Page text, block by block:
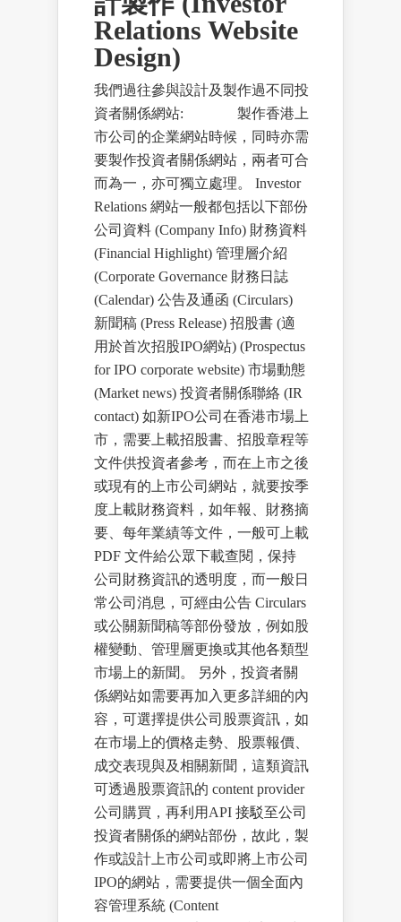
Relations Website
Design)
我們過往參與設計及製作過不同投
資者關係網站: 製作香港上
市公司的企業網站時候，同時亦需
要製作投資者關係網站，兩者可合
而為一，亦可獨立處理。 Investor
Relations 網站一般都包括以下部份
公司資料 (Company Info) 財務資料
(Financial Highlight) 管理層介紹
(Corporate Governance 財務日誌
(Calendar) 公告及通函 (Circulars)
新聞稿 (Press Release) 招股書 (適
用於首次招股IPO網站) (Prospectus
for IPO corporate website) 市場動態
(Market news) 投資者關係聯絡 (IR
contact) 如新IPO公司在香港市場上
市，需要上載招股書、招股章程等
文件供投資者參考，而在上市之後
或現有的上市公司網站，就要按季
度上載財務資料，如年報、財務摘
要、每年業績等文件，一般可上載
PDF 文件給公眾下載查閱，保持
公司財務資訊的透明度，而一般日
常公司消息，可經由公告 Circulars
或公關新聞稿等部份發放，例如股
權變動、管理層更換或其他各類型
市場上的新聞。 另外，投資者關
係網站如需要再加入更多詳細的內
容，可選擇提供公司股票資訊，如
在市場上的價格走勢、股票報價、
成交表現與及相關新聞，這類資訊
可透過股票資訊的 content provider
公司購買，再利用API 接駁至公司
投資者關係的網站部份，故此，製
作或設計上市公司或即將上市公司
IPO的網站，需要提供一個全面內
容管理系統 (Content